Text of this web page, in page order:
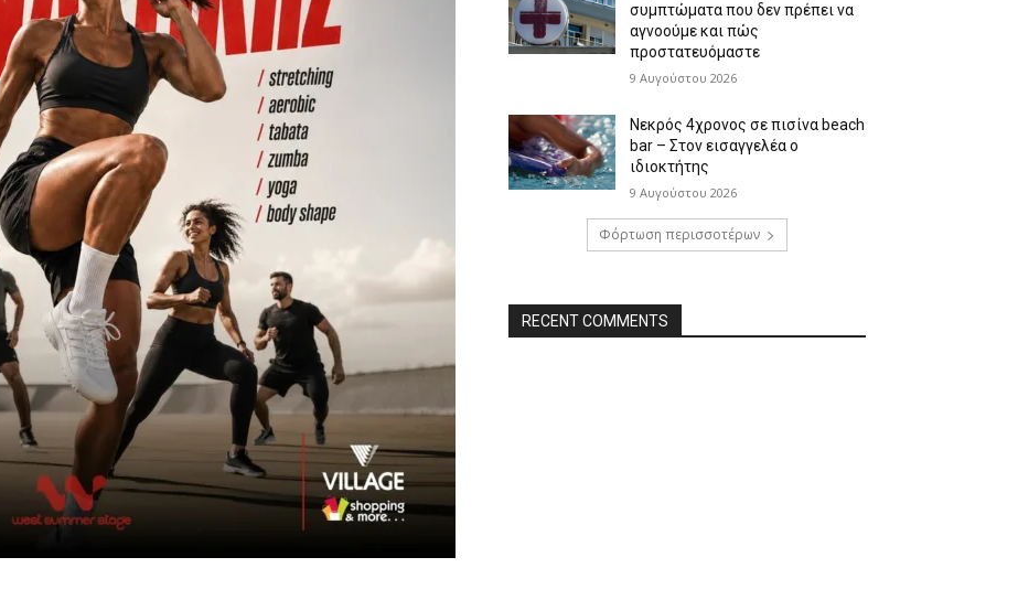
συμπτώματα που δεν πρέπει να
αγνοούμε και πώς
προστατευόμαστε
9 Αυγούστου 2026
Νεκρός 4χρονος σε πισίνα beach
bar – Στον εισαγγελέα ο
ιδιοκτήτης
9 Αυγούστου 2026
Φόρτωση περισσοτέρων
RECENT COMMENTS